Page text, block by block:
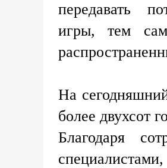
передавать
игры, тем
На
более двухсот
Благодаря